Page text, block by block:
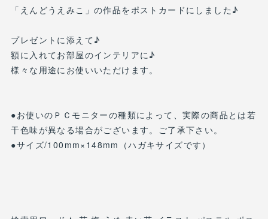
「えんどうえみこ」の作品をポストカードにしました♪
プレゼントに添えて♪
額に入れてお部屋のインテリアに♪
様々な用途にお使いいただけます。
●お使いのＰＣモニターの種類によって、実際の商品とは若
干色味が異なる場合がございます。ご了承下さい。
●サイズ/100mm×148mm（ハガキサイズです）